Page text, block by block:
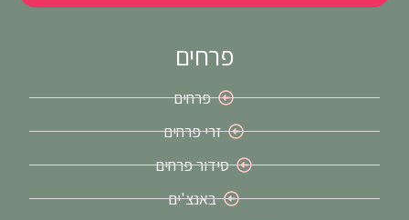
פרחים
פרחים
זרי פרחים
סידור פרחים
באנצ'ים